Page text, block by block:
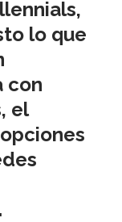
lo que
con
el